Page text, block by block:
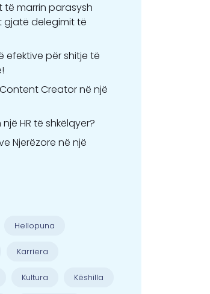
të marrin parasysh
gjatë delegimit të
efektive për shitje të
Creator në një
HR të shkëlqyer?
Njerëzore në një
Hellopuna
Karriera
Kultura Këshilla